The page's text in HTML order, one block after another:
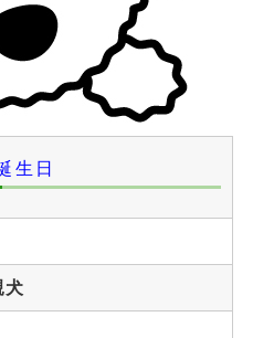
生日
犬